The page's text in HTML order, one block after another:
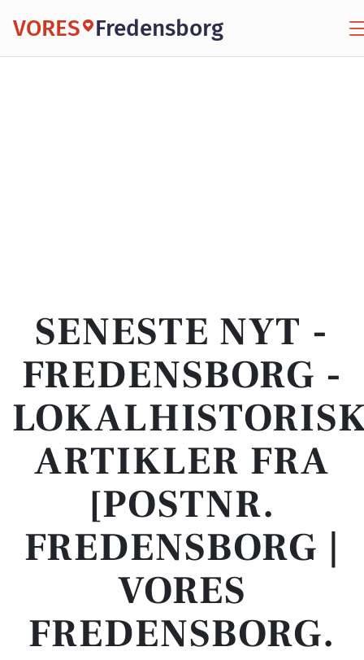
VORES Fredensborg
SENESTE NYT -
FREDENSBORG -
ARTIKLER FRA
[POSTNR.
FREDENSBORG |
VORES
FREDENSBORG.